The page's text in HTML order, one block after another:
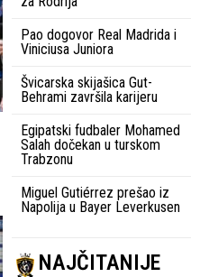
Pao dogovor Real Madrida i
Viniciusa Juniora
Švicarska skijašica Gut-
Behrami završila karijeru
Egipatski fudbaler Mohamed
Salah dočekan u turskom
Trabzonu
Miguel Gutiérrez prešao iz
Napolija u Bayer Leverkusen
NAJČITANIJE